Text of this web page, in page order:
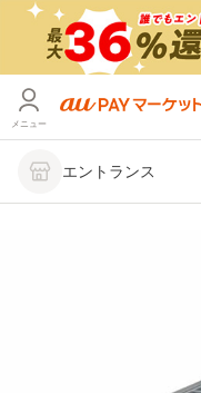
メニュー
エントランス